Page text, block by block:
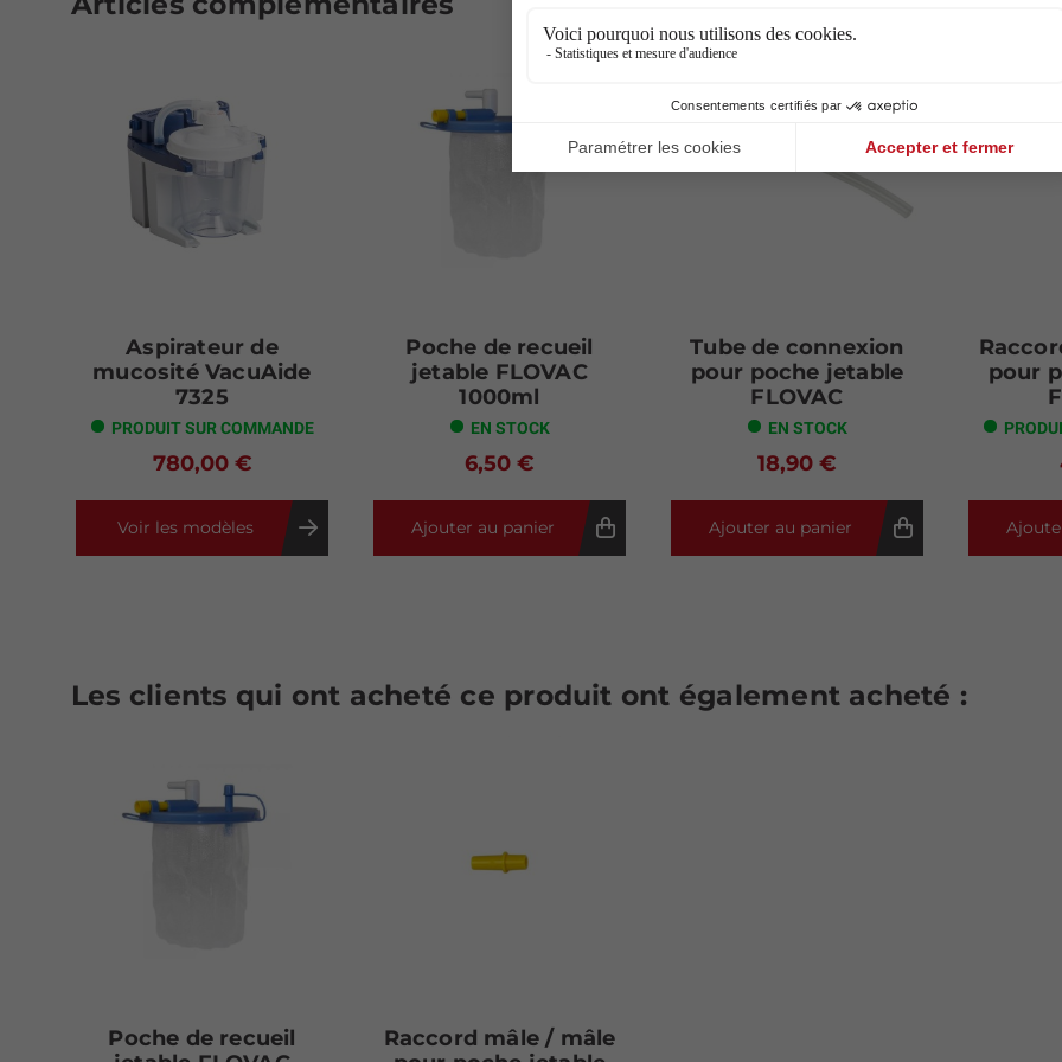
Aspirateur de
mucosité VacuAide
7325
PRODUIT SUR COMMANDE
780,00 €
Voir les modèles
Poche de recueil
jetable FLOVAC
1000ml
EN STOCK
6,50 €
Ajouter au panier
Tube de connexion
pour poche jetable
FLOVAC
EN STOCK
18,90 €
Ajouter au panier
pour
Les clients qui ont acheté ce produit ont également acheté :
Poche de recueil
Raccord mâle / mâle